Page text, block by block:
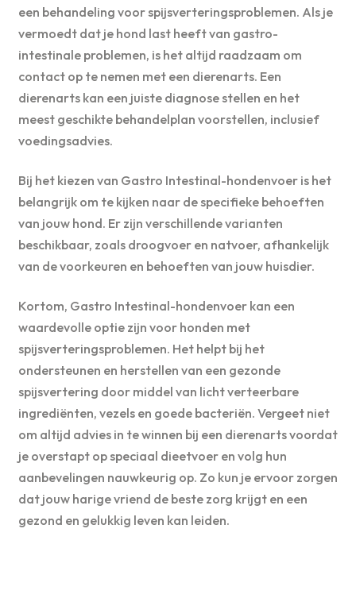
een behandeling voor spijsverteringsproblemen. Als je
vermoedt dat je hond last heeft van gastro-
intestinale problemen, is het altijd raadzaam om
contact op te nemen met een dierenarts. Een
dierenarts kan een juiste diagnose stellen en het
meest geschikte behandelplan voorstellen, inclusief
voedingsadvies.
Bij het kiezen van Gastro Intestinal-hondenvoer is het
belangrijk om te kijken naar de specifieke behoeften
van jouw hond. Er zijn verschillende varianten
beschikbaar, zoals droogvoer en natvoer, afhankelijk
van de voorkeuren en behoeften van jouw huisdier.
Kortom, Gastro Intestinal-hondenvoer kan een
waardevolle optie zijn voor honden met
spijsverteringsproblemen. Het helpt bij het
ondersteunen en herstellen van een gezonde
spijsvertering door middel van licht verteerbare
ingrediënten, vezels en goede bacteriën. Vergeet niet
om altijd advies in te winnen bij een dierenarts voordat
je overstapt op speciaal dieetvoer en volg hun
aanbevelingen nauwkeurig op. Zo kun je ervoor zorgen
dat jouw harige vriend de beste zorg krijgt en een
gezond en gelukkig leven kan leiden.